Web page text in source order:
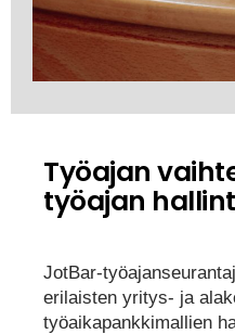
Työajan
työajan
JotBar-
erilaisten yritys- ja
työaikapankkimallien